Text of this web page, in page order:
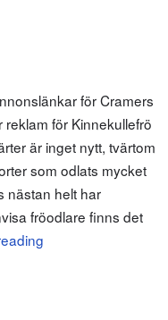
för Cramers
för Kinnekullefrö
är inget nytt, tvärtom
som odlats mycket
nästan helt har
fröodlare finns det